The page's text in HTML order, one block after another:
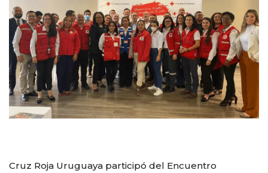
Cruz Roja Uruguaya participó del Encuentro